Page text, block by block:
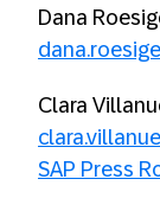
Dana
Clara
SAP Press